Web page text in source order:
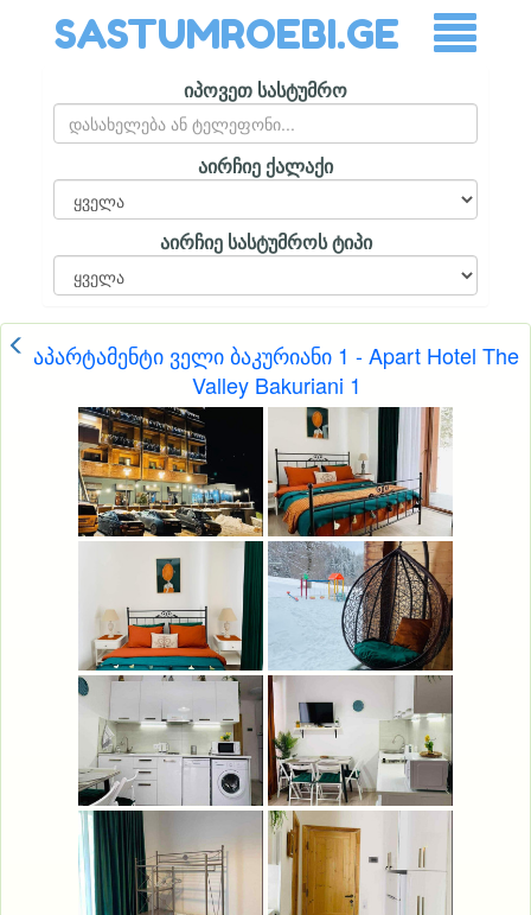
SASTUMROEBI.GE
იპოვეთ სასტუმრო
აირჩიე ქალაქი
აირჩიე სასტუმროს ტიპი
აპარტამენტი ველი ბაკურიანი 1 - Apart Hotel The
Valley Bakuriani 1